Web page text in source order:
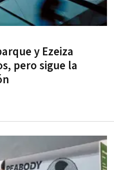
y Ezeiza
pero sigue la